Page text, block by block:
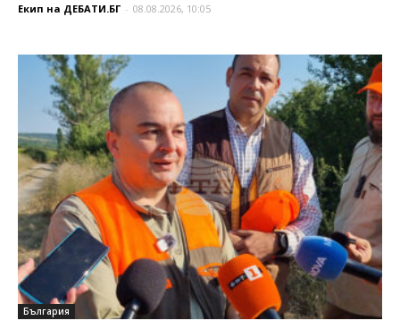
Екип на ДЕБАТИ.БГ - 08.08.2026, 10:05
България